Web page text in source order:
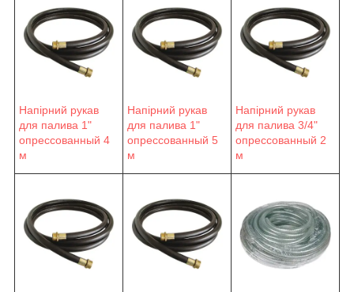
Напірний рукав
для палива 1"
опрессованный 4
м
Напірний рукав
для палива 1"
опрессованный 5
м
Напірний рукав
для палива 3/4"
опрессованный 2
м